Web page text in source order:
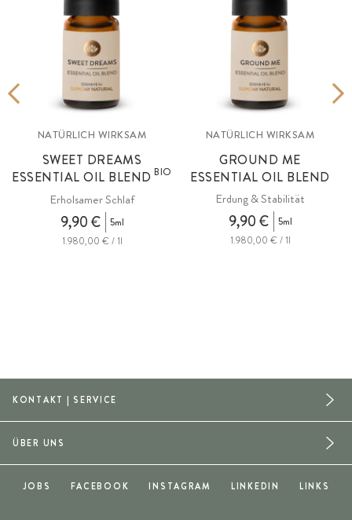
NATÜRLICH WIRKSAM
SWEET DREAMS
ESSENTIAL OIL BLENDBIO
Erholsamer Schlaf
9,90 €
5ml
1.980,00 € / 1l
NATÜRLICH WIRKSAM
GROUND ME
ESSENTIAL OIL BLEND
Erdung & Stabilität
9,90 €
5ml
1.980,00 € / 1l
KONTAKT | SERVICE
ÜBER UNS
JOBS FACEBOOK INSTAGRAM LINKEDIN LINKS